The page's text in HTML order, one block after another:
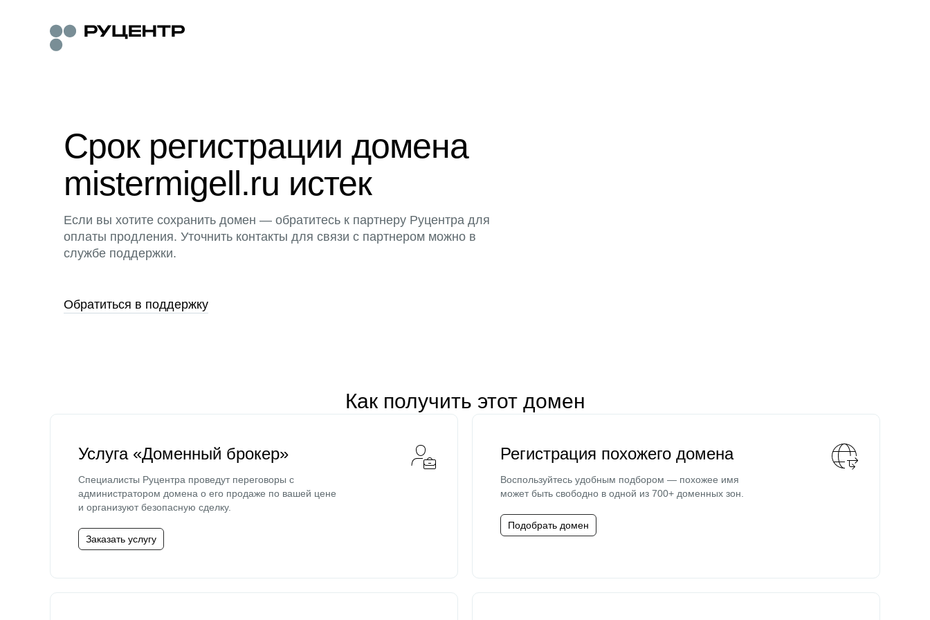
Срок регистрации домена
mistermigell.ru истек
Если вы хотите сохранить домен — обратитесь к партнеру Руцентра для
оплаты продления. Уточнить контакты для связи с партнером можно в
службе поддержки.
Обратиться в поддержку
Как получить этот домен
Услуга «Доменный брокер»
Специалисты Руцентра проведут переговоры с
администратором домена о его продаже по вашей цене
и организуют безопасную сделку.
Заказать услугу
Регистрация похожего домена
Воспользуйтесь удобным подбором — похожее имя
может быть свободно в одной из 700+ доменных зон.
Подобрать домен